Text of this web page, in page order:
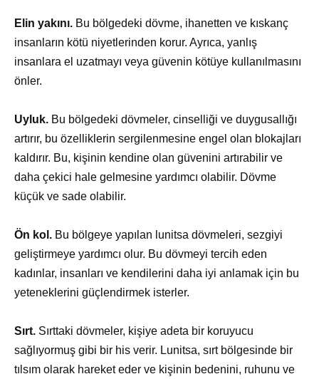
Elin yakını. Bu bölgedeki dövme, ihanetten ve kıskanç
insanların kötü niyetlerinden korur. Ayrıca, yanlış
insanlara el uzatmayı veya güvenin kötüye kullanılmasını
önler.
Uyluk. Bu bölgedeki dövmeler, cinselliği ve duygusallığı
artırır, bu özelliklerin sergilenmesine engel olan blokajları
kaldırır. Bu, kişinin kendine olan güvenini artırabilir ve
daha çekici hale gelmesine yardımcı olabilir. Dövme
küçük ve sade olabilir.
Ön kol. Bu bölgeye yapılan lunitsa dövmeleri, sezgiyi
geliştirmeye yardımcı olur. Bu dövmeyi tercih eden
kadınlar, insanları ve kendilerini daha iyi anlamak için bu
yeteneklerini güçlendirmek isterler.
Sırt. Sırttaki dövmeler, kişiye adeta bir koruyucu
sağlıyormuş gibi bir his verir. Lunitsa, sırt bölgesinde bir
tılsım olarak hareket eder ve kişinin bedenini, ruhunu ve